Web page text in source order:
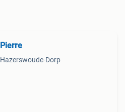
Pierre
Hazerswoude-Dorp